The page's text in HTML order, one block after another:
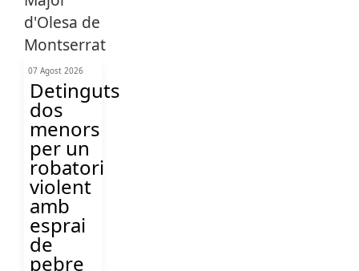
07 Agost 2026
Detinguts
dos
menors
per un
robatori
violent
amb
esprai
de
pebre